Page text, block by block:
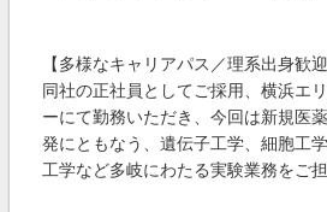
【多様なキャリアパス／理系出身歓
同社の正社員としてご採用、横浜エ
ーにて勤務いただき、今回は新規医
発にともなう、遺伝子工学、細胞工
工学など多岐にわたる実験業務をご